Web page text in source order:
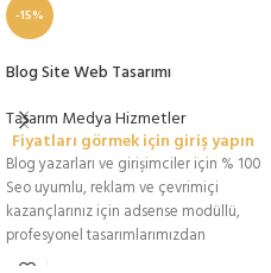
-15%
Blog Site Web Tasarımı
Tasarım Medya Hizmetler
Fiyatları görmek için giriş yapın
Blog yazarları ve girişimciler için % 100
Seo uyumlu, reklam ve çevrimiçi
kazançlarınız için adsense modüllü,
profesyonel tasarımlarımızdan
dilediğini seçebilir, % 100